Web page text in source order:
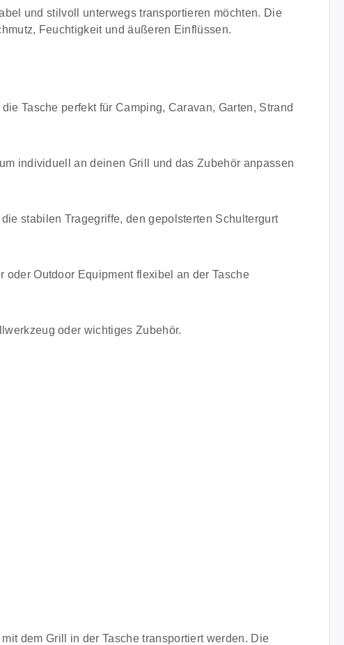
und stilvoll unterwegs transportieren möchten. Die
Feuchtigkeit und äußeren Einflüssen.
Tasche perfekt für Camping, Caravan, Garten, Strand
individuell an deinen Grill und das Zubehör anpassen
stabilen Tragegriffe, den gepolsterten Schultergurt
Outdoor Equipment flexibel an der Tasche
oder wichtiges Zubehör.
dem Grill in der Tasche transportiert werden. Die